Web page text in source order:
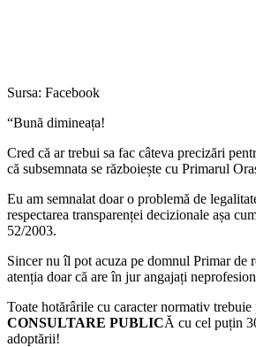
Sursa: Facebook
“Bună dimineața!
Cred că ar trebui sa fac câteva precizări
că subsemnata se războiește cu Primarul
Eu am semnalat doar o problemă de
respectarea transparenței decizionale așa
52/2003.
Sincer nu îl pot acuza pe domnul Primar de
atenția doar că are în jur angajați
Toate hotărârile cu caracter normativ trebuie
CONSULTARE PUBLICĂ cu cel puțin
adoptării!